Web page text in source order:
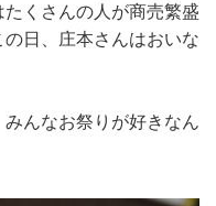
くさんの人が商売繁盛
日、庄本さんはおいな
んなお祭りが好きなん